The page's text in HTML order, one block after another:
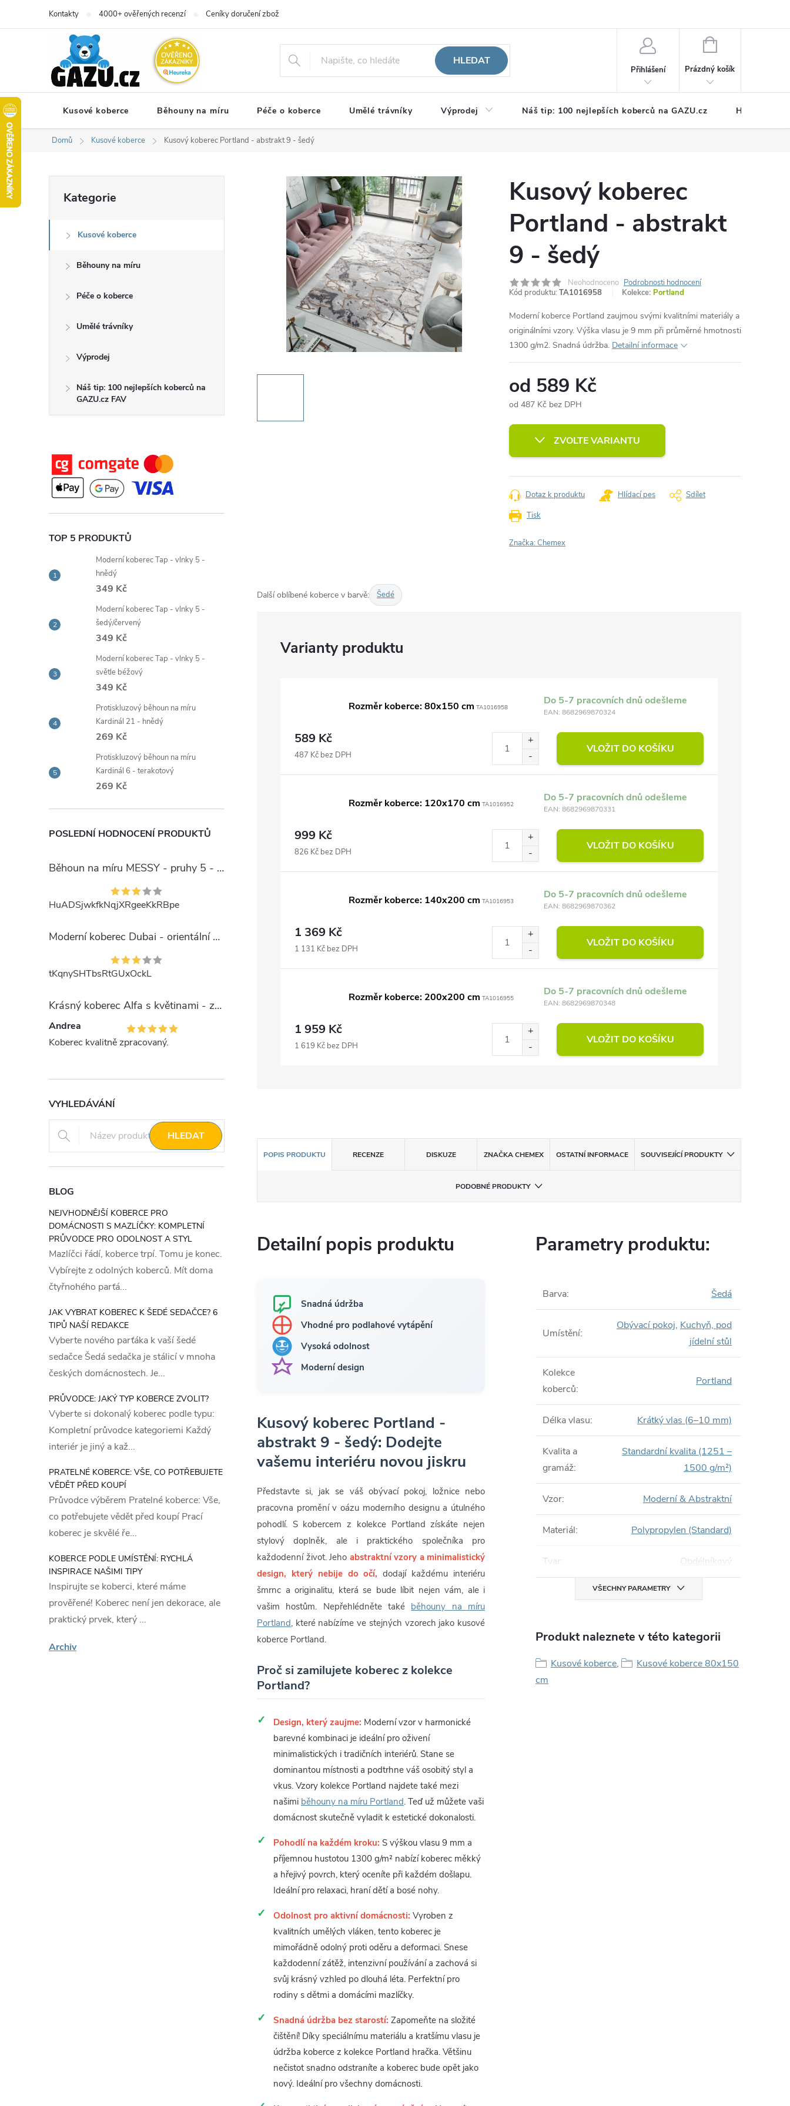
Kontakty 4000+ ověřených recenzí Ceníky doručení zboží
HLEDAT
Přihlášení
NÁKUPNÍ
Prázdný košík
Kusové koberce Běhouny na míru Péče o koberce Umělé trávníky Výprodej Náš tip: 100 nejlepších koberců na GAZU.cz Hodnocení
Domů Kusové koberce Kusový koberec Portland - abstrakt 9 - šedý
o
s
í
p
a
n
e
l
kategorie
Kategorie
Kusové koberce
Běhouny na míru
Péče o koberce
Umělé trávníky
Výprodej
Náš tip: 100 nejlepších koberců na
GAZU.cz FAV
TOP 5 PRODUKTŮ
Moderní koberec Tap - vlnky 5 -
hnědý
349 Kč
Moderní koberec Tap - vlnky 5 -
šedý/červený
349 Kč
Moderní koberec Tap - vlnky 5 -
světle béžový
349 Kč
Protiskluzový běhoun na míru
Kardinál 21 - hnědý
269 Kč
Protiskluzový běhoun na míru
Kardinál 6 - terakotový
269 Kč
POSLEDNÍ HODNOCENÍ PRODUKTŮ
Běhoun na míru MESSY - pruhy 5 - béžový
HuADSjwkfkNqjXRgeeKkRBpe
Moderní koberec Dubai - orientální 6 - červený
tKqnySHTbsRtGUxOckL
Krásný koberec Alfa s květinami - zelený
Andrea
Koberec kvalitně zpracovaný.
VYHLEDÁVÁNÍ
HLEDAT
BLOG
NEJVHODNĚJŠÍ KOBERCE PRO
DOMÁCNOSTI S MAZLÍČKY: KOMPLETNÍ
PRŮVODCE PRO ODOLNOST A STYL
Mazlíčci řádí, koberce trpí. Tomu je konec.
Vybírejte z odolných koberců. Mít doma
čtyřnohého parťá...
JAK VYBRAT KOBEREC K ŠEDÉ SEDAČCE? 6
TIPŮ NAŠÍ REDAKCE
Vyberte nového parťáka k vaší šedé
sedačce Šedá sedačka je stálicí v mnoha
českých domácnostech. Je...
PRŮVODCE: JAKÝ TYP KOBERCE ZVOLIT?
Vyberte si dokonalý koberec podle typu:
Kompletní průvodce kategoriemi Každý
interiér je jiný a kaž...
PRATELNÉ KOBERCE: VŠE, CO POTŘEBUJETE
VĚDĚT PŘED KOUPÍ
Průvodce výběrem Pratelné koberce: Vše,
co potřebujete vědět před koupí Prací
koberec je skvělé ře...
KOBERCE PODLE UMÍSTĚNÍ: RYCHLÁ
INSPIRACE NAŠIMI TIPY
Inspirujte se koberci, které máme
prověřené! Koberec není jen dekorace, ale
praktický prvek, který ...
Archiv
Kusový koberec
Portland - abstrakt
9 - šedý
Neohodnoceno Podrobnosti hodnocení
Kód produktu: TA1016958 Kolekce: Portland
Moderní koberce Portland zaujmou svými kvalitními materiály a
originálními vzory. Výška vlasu je 9 mm při průměrné hmotnosti
1300 g/m2. Snadná údržba. Detailní informace
od 589 Kč
od 487 Kč bez DPH
cena:
ZVOLTE VARIANTU
Tisk
Dotaz k produktu Hlídací pes Sdílet
Značka:Chemex
Další oblíbené koberce v barvě: Šedé
Rozměr koberce: 80x150 cm TA1016958
Do 5-7 pracovních dnů odešleme
EAN: 8682969870324
589 Kč
487 Kč bez DPH VLOŽIT DO KOŠÍKU
Rozměr koberce: 120x170 cm TA1016952
Do 5-7 pracovních dnů odešleme
EAN: 8682969870331
999 Kč
826 Kč bez DPH VLOŽIT DO KOŠÍKU
Rozměr koberce: 140x200 cm TA1016953
Do 5-7 pracovních dnů odešleme
EAN: 8682969870362
1 369 Kč
1 131 Kč bez DPH VLOŽIT DO KOŠÍKU
Rozměr koberce: 200x200 cm TA1016955
Do 5-7 pracovních dnů odešleme
EAN: 8682969870348
1 959 Kč
1 619 Kč bez DPH VLOŽIT DO KOŠÍKU
POPIS PRODUKTU RECENZE DISKUZE ZNAČKACHEMEX OSTATNÍ INFORMACE SOUVISEJÍCÍ PRODUKTY
PODOBNÉ PRODUKTY
Detailní popis produktu
Snadná údržba
Vhodné pro podlahové vytápění
Vysoká odolnost
Moderní design
Kusový koberec Portland -
abstrakt 9 - šedý: Dodejte
vašemu interiéru novou jiskru
Představte si, jak se váš obývací pokoj, ložnice nebo
pracovna promění v oázu moderního designu a útulného
pohodlí. S kobercem z kolekce Portland získáte nejen
stylový doplněk, ale i praktického společníka pro
každodenní život. Jeho abstraktní vzory a minimalistický
design, který nebije do očí, dodají každému interiéru
šmrnc a originalitu, která se bude líbit nejen vám, ale i
vašim hostům. Nepřehlédněte také běhouny na míru
Portland, které nabízíme ve stejných vzorech jako kusové
koberce Portland.
Proč si zamilujete koberec z kolekce
Portland?
Design, který zaujme: Moderní vzor v harmonické
barevné kombinaci je ideální pro oživení
minimalistických i tradičních interiérů. Stane se
dominantou místnosti a podtrhne váš osobitý styl a
vkus. Vzory kolekce Portland najdete také mezi
našimi běhouny na míru Portland. Teď už můžete vaši
domácnost skutečně vyladit k estetické dokonalosti.
Pohodlí na každém kroku: S výškou vlasu 9 mm a
příjemnou hustotou 1300 g/m² nabízí koberec měkký
a hřejivý povrch, který oceníte při každém došlapu.
Ideální pro relaxaci, hraní dětí a bosé nohy.
Odolnost pro aktivní domácnosti: Vyroben z
kvalitních umělých vláken, tento koberec je
mimořádně odolný proti oděru a deformaci. Snese
každodenní zátěž, intenzivní používání a zachová si
svůj krásný vzhled po dlouhá léta. Perfektní pro
rodiny s dětmi a domácími mazlíčky.
Snadná údržba bez starostí: Zapomeňte na složité
čištění! Díky speciálnímu materiálu a kratšímu vlasu je
údržba koberce z kolekce Portland hračka. Většinu
nečistot snadno odstraníte a koberec bude opět jako
nový. Ideální pro všechny domácnosti.
Parametry produktu:
Barva: Šedá
Umístění:
Obývací pokoj, Kuchyň, pod
jídelní stůl
Kolekce
koberců:
Portland
Délka vlasu: Krátký vlas (6–10 mm)
Kvalita a
gramáž:
Standardní kvalita (1251 –
1500 g/m²)
Vzor: Moderní & Abstraktní
Materiál: Polypropylen (Standard)
Tvar: Obdélníkový
VŠECHNY PARAMETRY
Produkt naleznete v této kategorii
Kusové koberce,
Kusové koberce 80x150
cm